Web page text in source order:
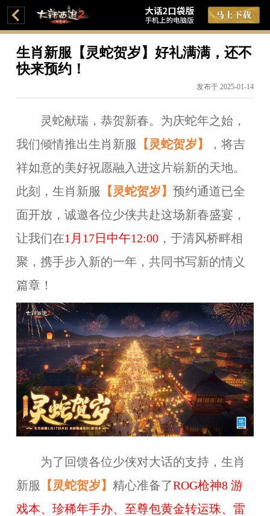
生肖新服【灵蛇贺岁】好礼满满，还不
快来预约！
发布于 2025-01-14
灵蛇献瑞，恭贺新春。为庆蛇年之始，
我们倾情推出生肖新服 【灵蛇贺岁】
，将吉
祥如意的美好祝愿融入进这片崭新的天地。
此刻，生肖新服 【灵蛇贺岁】 预约通道已全
面开放， 诚邀各位少侠共赴这场新春盛宴，
让我们在1月17日中午12:00，于清风桥畔相
聚， 携手步入新的一年， 共同书写新的情义
篇章！
为了回馈各位少侠对大话的支持，生肖
新服 【灵蛇贺岁】 精心准备了ROG枪神8 游
戏本、 珍稀年手办、 至尊包黄金转运珠、雷